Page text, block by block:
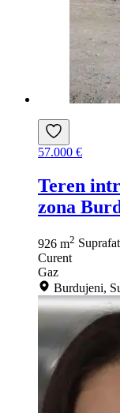
57.000 €
Teren
zona
926 m2
Curent
Gaz
Burdujeni,